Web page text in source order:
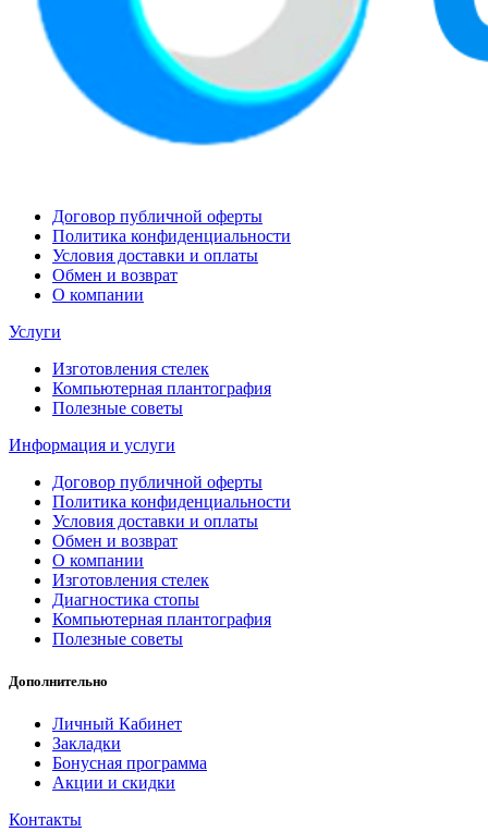
Договор публичной оферты
Политика конфиденциальности
Условия доставки и оплаты
Обмен и возврат
О компании
Услуги
Изготовления стелек
Компьютерная плантография
Полезные советы
Информация и услуги
Договор публичной оферты
Политика конфиденциальности
Условия доставки и оплаты
Обмен и возврат
О компании
Изготовления стелек
Диагностика стопы
Компьютерная плантография
Полезные советы
Дополнительно
Личный Кабинет
Закладки
Бонусная программа
Акции и скидки
Контакты